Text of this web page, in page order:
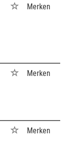
Merken
Merken
Merken